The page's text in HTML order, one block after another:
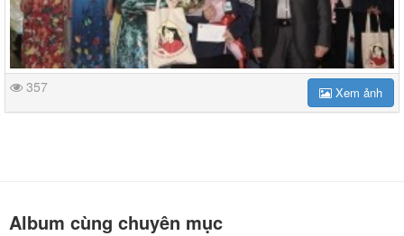
357 Xem ảnh
Album cùng chuyên mục